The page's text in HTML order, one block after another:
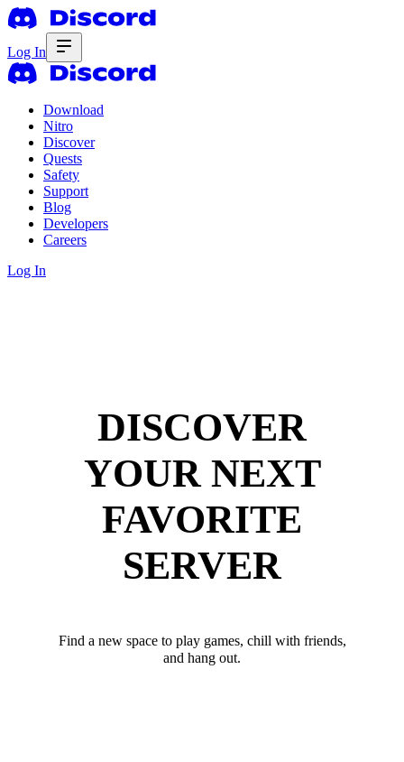
Log In
Download
Nitro
Discover
Quests
Safety
Support
Blog
Developers
Careers
Log In
DISCOVER
YOUR NEXT
FAVORITE
SERVER
Find a new space to play games, chill with friends,
and hang out.